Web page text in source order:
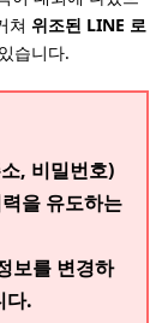
쳐 위조된 LINE 로
습니다.
, 비밀번호)
을 유도하는
보를 변경하
다.